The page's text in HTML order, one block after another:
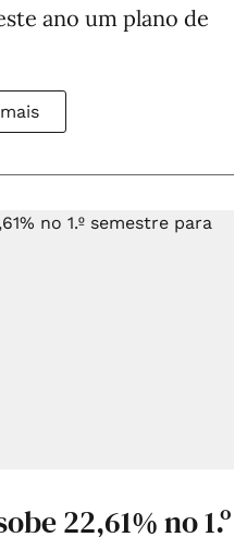
ano um plano de
22,61% no 1.º